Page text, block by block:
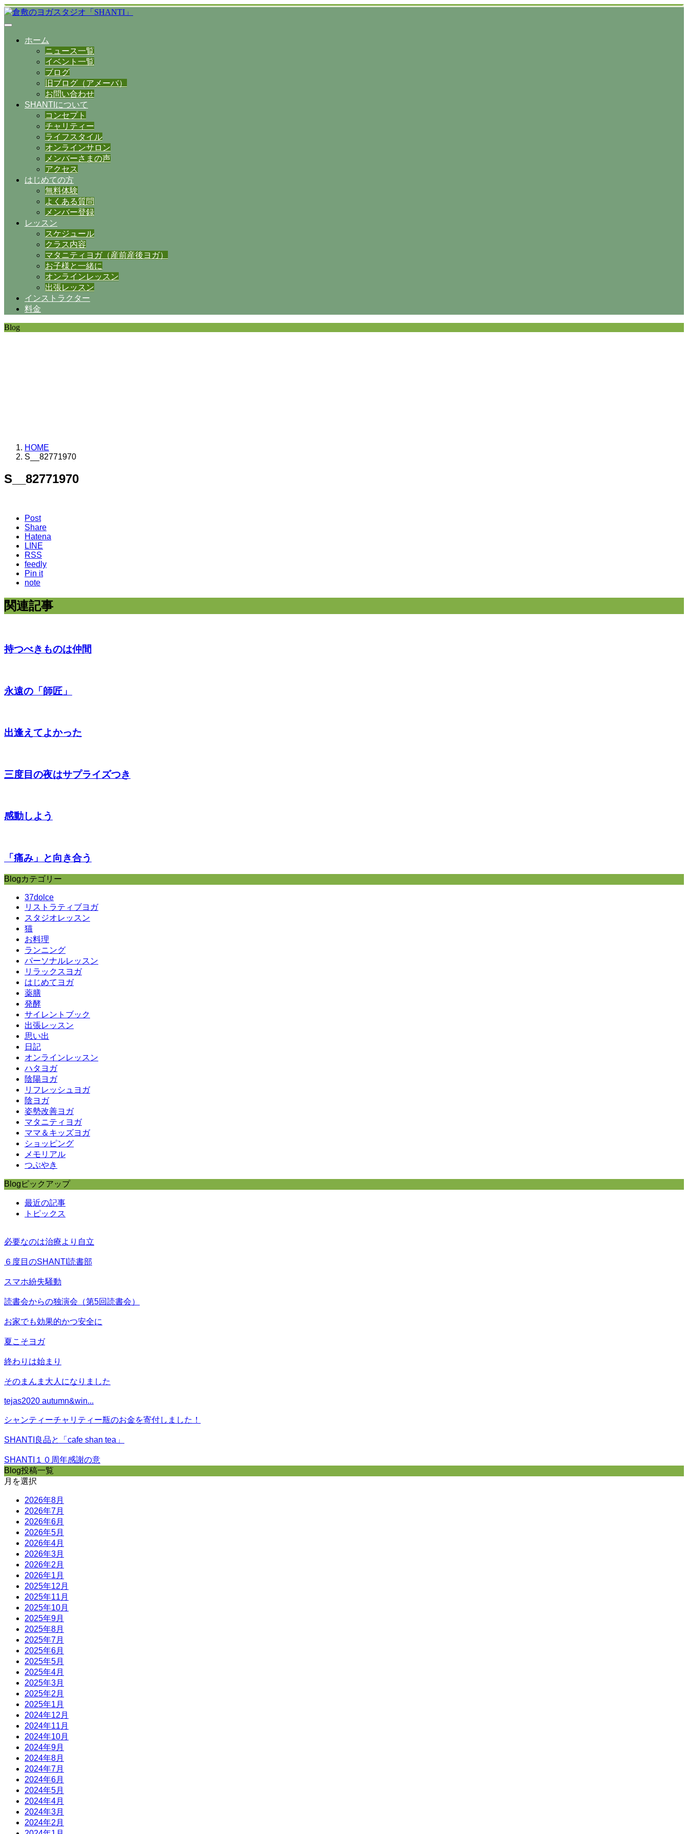
ホーム
ニュース一覧
イベント一覧
ブログ
旧ブログ（アメーバ）
お問い合わせ
SHANTIについて
コンセプト
チャリティー
ライフスタイル
オンラインサロン
メンバーさまの声
アクセス
はじめての方
無料体験
よくある質問
メンバー登録
レッスン
スケジュール
クラス内容
マタニティヨガ（産前産後ヨガ）
お子様と一緒に
オンラインレッスン
出張レッスン
インストラクター
料金
Blog
HOME
S__82771970
S__82771970
Post
Share
Hatena
LINE
RSS
feedly
Pin it
note
関連記事
持つべきものは仲間
永遠の「師匠」
出逢えてよかった
三度目の夜はサプライズつき
感動しよう
「痛み」と向き合う
Blogカテゴリー
37dolce
リストラティブヨガ
スタジオレッスン
猫
お料理
ランニング
パーソナルレッスン
リラックスヨガ
はじめてヨガ
薬膳
発酵
サイレントブック
出張レッスン
思い出
日記
オンラインレッスン
ハタヨガ
陰陽ヨガ
リフレッシュヨガ
陰ヨガ
姿勢改善ヨガ
マタニティヨガ
ママ＆キッズヨガ
ショッピング
メモリアル
つぶやき
Blogピックアップ
最近の記事
トピックス
必要なのは治療より自立
６度目のSHANTI読書部
スマホ紛失騒動
読書会からの独演会（第5回読書会）
お家でも効果的かつ安全に
夏こそヨガ
終わりは始まり
そのまんま大人になりました
tejas2020 autumn&win...
シャンティーチャリティー瓶のお金を寄付しました！
SHANTI良品と「cafe shan tea」
SHANTI１０周年感謝の意
Blog投稿一覧
月を選択
2026年8月
2026年7月
2026年6月
2026年5月
2026年4月
2026年3月
2026年2月
2026年1月
2025年12月
2025年11月
2025年10月
2025年9月
2025年8月
2025年7月
2025年6月
2025年5月
2025年4月
2025年3月
2025年2月
2025年1月
2024年12月
2024年11月
2024年10月
2024年9月
2024年8月
2024年7月
2024年6月
2024年5月
2024年4月
2024年3月
2024年2月